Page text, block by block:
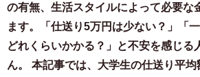
の有無、生活スタイルによって必要な
ます。「仕送り5万円は少ない？」「
どれくらいかかる？」と不安を感じる
ん。 本記事では、大学生の仕送り平